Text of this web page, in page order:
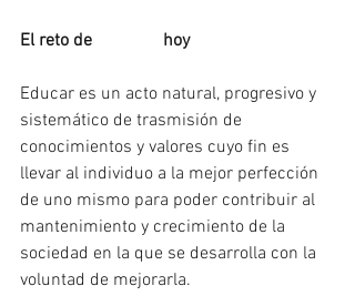
El reto de hoy
Educar es un acto natural, progresivo y
sistemático de trasmisión de
conocimientos y valores cuyo fin es
llevar al individuo a la mejor perfección
de uno mismo para poder contribuir al
mantenimiento y crecimiento de la
sociedad en la que se desarrolla con la
voluntad de mejorarla.